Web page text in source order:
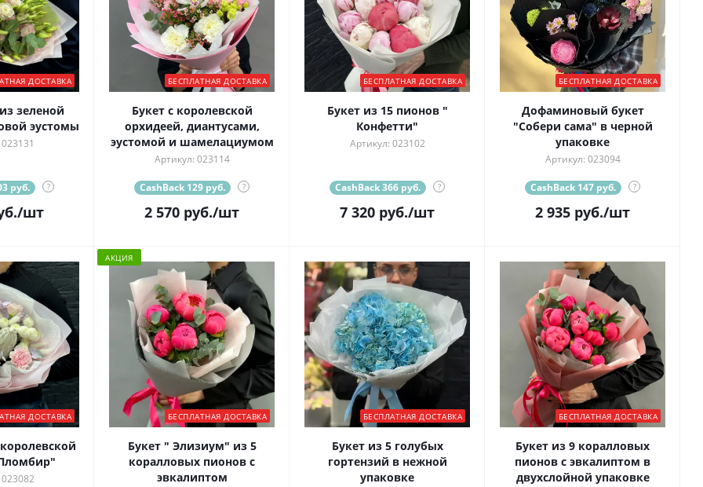
ДОСТАВКА
зеленой
эустомы
руб. ?
/шт
БЕСПЛАТНАЯ ДОСТАВКА
Букет с королевской
орхидеей, диантусами,
эустомой и шамелациумом
Артикул: 023114
CashBack 129 руб. ?
2 570 руб./шт
БЕСПЛАТНАЯ ДОСТАВКА
Букет из 15 пионов "
Конфетти"
Артикул: 023102
CashBack 366 руб. ?
7 320 руб./шт
БЕСПЛАТНАЯ ДОСТАВКА
Дофаминовый букет
"Собери сама" в черной
упаковке
Артикул: 023094
CashBack 147 руб. ?
2 935 руб./шт
ДОСТАВКА
АКЦИЯ
БЕСПЛАТНАЯ ДОСТАВКА
Букет " Элизиум" из 5
коралловых пионов с
эвкалиптом
БЕСПЛАТНАЯ ДОСТАВКА
Букет из 5 голубых
гортензий в нежной
упаковке
БЕСПЛАТНАЯ ДОСТАВКА
Букет из 9 коралловых
пионов с эвкалиптом в
двухслойной упаковке